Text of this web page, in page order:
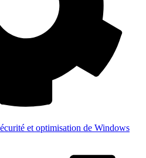
et optimisation de Windows